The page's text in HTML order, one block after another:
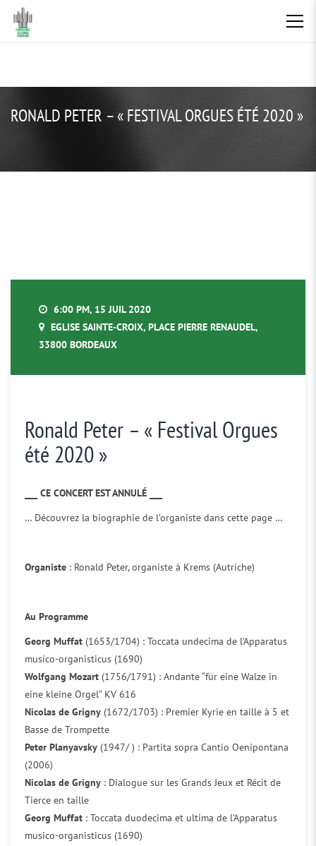
RONALD PETER – « FESTIVAL ORGUES ÉTÉ 2020 »
6:00 PM, 15 JUIL 2020
EGLISE SAINTE-CROIX, PLACE PIERRE RENAUDEL,
33800 BORDEAUX
Ronald Peter – « Festival Orgues
été 2020 »
___ CE CONCERT EST ANNULÉ ___
… Découvrez la biographie de l’organiste dans cette page …
Organiste : Ronald Peter, organiste à Krems (Autriche)
Au Programme
Georg Muffat (1653/1704) : Toccata undecima de l’Apparatus
musico-organisticus (1690)
Wolfgang Mozart (1756/1791) : Andante “für eine Walze in
eine kleine Orgel” KV 616
Nicolas de Grigny (1672/1703) : Premier Kyrie en taille à 5 et
Basse de Trompette
Peter Planyavsky (1947/ ) : Partita sopra Cantio Oenipontana
(2006)
Nicolas de Grigny : Dialogue sur les Grands Jeux et Récit de
Tierce en taille
Georg Muffat : Toccata duodecima et ultima de l’Apparatus
musico-organisticus (1690)